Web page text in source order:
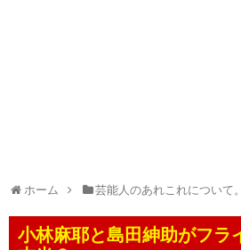
ホーム 芸能人のあれこれについて。
小林麻耶と島田紳助がフラ